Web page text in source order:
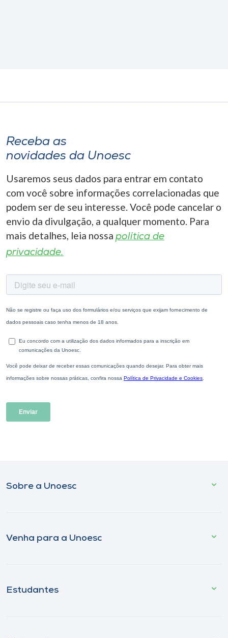
Receba as
novidades da Unoesc
Usaremos seus dados para entrar em contato
com você sobre informações correlacionadas que
podem ser de seu interesse. Você pode cancelar o
envio da divulgação, a qualquer momento. Para
mais detalhes, leia nossa política de
privacidade.
Sobre a Unoesc
Venha para a Unoesc
Estudantes